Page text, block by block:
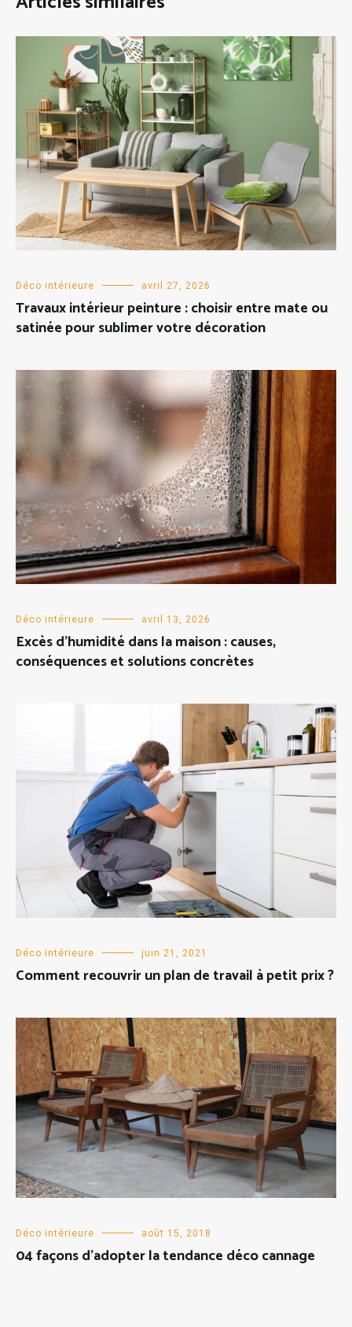
Déco intérieure avril 27, 2026
Travaux intérieur peinture : choisir entre mate ou
satinée pour sublimer votre décoration
Déco intérieure avril 13, 2026
Excès d’humidité dans la maison : causes,
conséquences et solutions concrètes
Déco intérieure juin 21, 2021
Comment recouvrir un plan de travail à petit prix ?
Déco intérieure août 15, 2018
04 façons d’adopter la tendance déco cannage